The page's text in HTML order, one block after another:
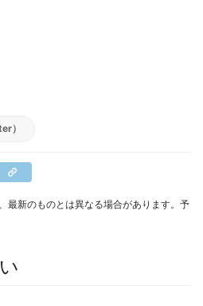
）
最新のものとは異なる場合があります。予